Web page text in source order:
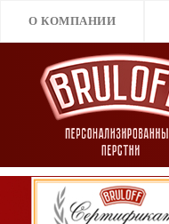
О КОМПАНИИ